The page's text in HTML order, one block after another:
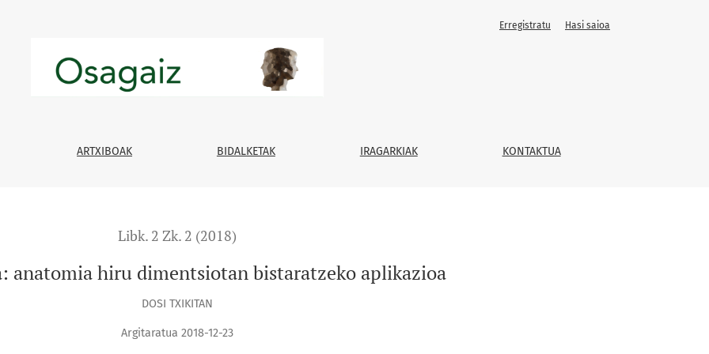
aplikazioa
ARTXIBOAK BIDALKETAK IRAGARKIAK KONTAKTUA
Erregistratu Hasi saioa
Libk. 2 Zk. 2 (2018)
anatomia hiru dimentsiotan bistaratzeko aplikazioa
DOSI TXIKITAN
Argitaratua 2018-12-23